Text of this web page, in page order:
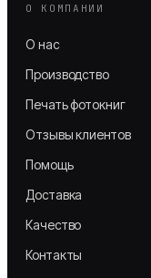
О КОМПАНИИ
О нас
Производство
Печать фотокниг
Отзывы клиентов
Помощь
Доставка
Качество
Контакты